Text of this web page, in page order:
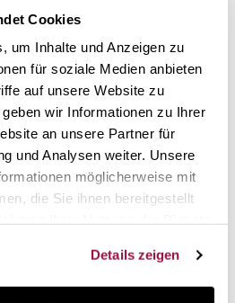
Cookies
um Inhalte und Anzeigen zu
für soziale Medien anbieten
auf unsere Website zu
wir Informationen zu Ihrer
an unsere Partner für
und Analysen weiter. Unsere
möglicherweise mit
die Sie ihnen bereitgestellt
Details zeigen
Add to cart
schneller
zu machen Kroketten
hat 3 Ausgänge, eine Messschale
um die Teigrollen zu schneiden.
lebensmittelechtem
und Reinigung.